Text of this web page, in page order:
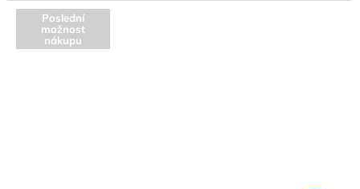
Poslední
možnost
nákupu